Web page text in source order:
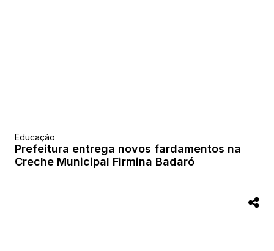
Educação
Prefeitura entrega novos fardamentos na
Creche Municipal Firmina Badaró